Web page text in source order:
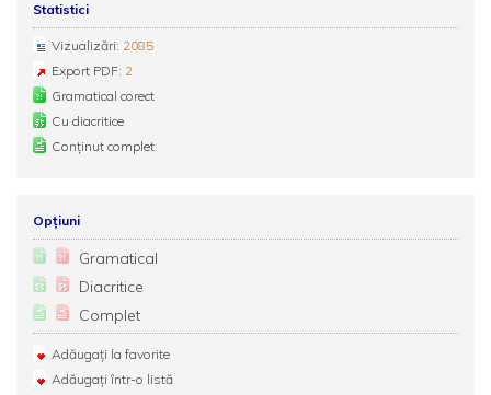
Statistici
Vizualizări: 2085
Export PDF: 2
Gramatical corect
Cu diacritice
Conținut complet
Opțiuni
Gramatical
Diacritice
Complet
Adăugați la favorite
Adăugați într-o listă